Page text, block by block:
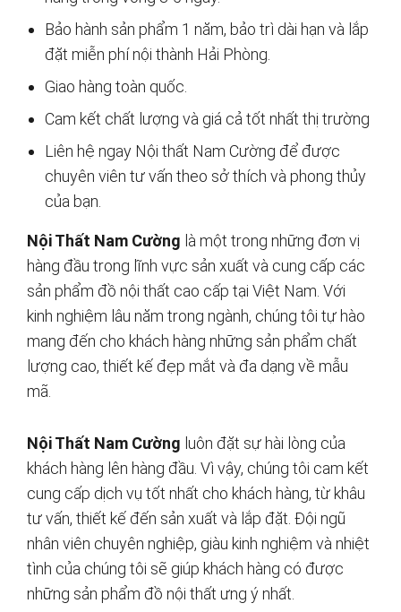
Bảo hành sản phẩm 1 năm, bảo trì dài hạn và lắp
đặt miễn phí nội thành Hải Phòng.
Giao hàng toàn quốc.
Cam kết chất lượng và giá cả tốt nhất thị trường
Liên hệ ngay Nội thất Nam Cường để được
chuyên viên tư vấn theo sở thích và phong thủy
của bạn.
Nội Thất Nam Cường là một trong những đơn vị
hàng đầu trong lĩnh vực sản xuất và cung cấp các
sản phẩm đồ nội thất cao cấp tại Việt Nam. Với
kinh nghiệm lâu năm trong ngành, chúng tôi tự hào
mang đến cho khách hàng những sản phẩm chất
lượng cao, thiết kế đẹp mắt và đa dạng về mẫu
mã.
Nội Thất Nam Cường luôn đặt sự hài lòng của
khách hàng lên hàng đầu. Vì vậy, chúng tôi cam kết
cung cấp dịch vụ tốt nhất cho khách hàng, từ khâu
tư vấn, thiết kế đến sản xuất và lắp đặt. Đội ngũ
nhân viên chuyên nghiệp, giàu kinh nghiệm và nhiệt
tình của chúng tôi sẽ giúp khách hàng có được
những sản phẩm đồ nội thất ưng ý nhất.